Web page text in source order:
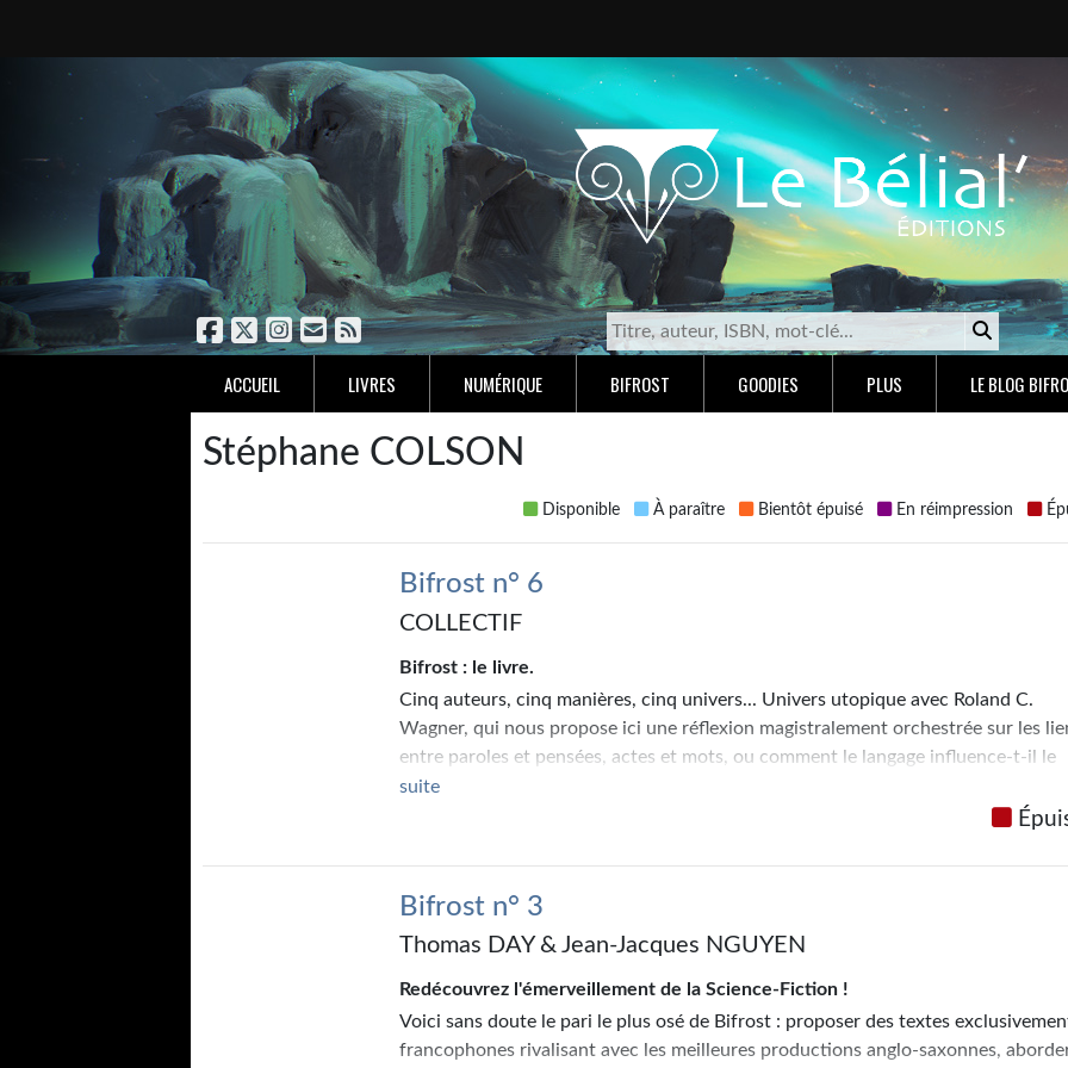
ACCUEIL LIVRES NUMÉRIQUE BIFROST GOODIES PLUS LE BLOG
Stéphane COLSON
Disponible À paraître Bientôt épuisé En réimpression
Bifrost n° 6
COLLECTIF
Bifrost : le livre.
Cinq auteurs, cinq manières, cinq univers... Univers utopique avec Roland C.
Wagner, qui nous propose ici une réflexion magistralement orchestrée sur les
entre paroles et pensées, actes et mots, ou comment le langage influence-t-il le
monde. Univers en folie pour Jean-Pierre Andrevon et son voyage hallucinant,
jusqu'au Big Bang... Univers de pouvoir, d'incompréhension, de terreur, avec
gaudriole, aussi, pour Francis Valéry et ses corsaires de l'espace pétris
space op' toujours mais dans un registre radicalement différent. Univers décalé,
révèle déjà toute la maturité.
Cinq auteurs, cinq manières, cinq univers... autant de facettes d'un genre qui ne
connaît pas de limite : la Science-Fiction.
Bifrost : la revue.
suite
Bifrost n° 3
Thomas DAY & Jean-Jacques NGUYEN
Redécouvrez l'émerveillement de la Science-Fiction !
Voici sans doute le pari le plus osé de Bifrost : proposer des textes
francophones rivalisant avec les meilleures productions anglo-saxonnes,